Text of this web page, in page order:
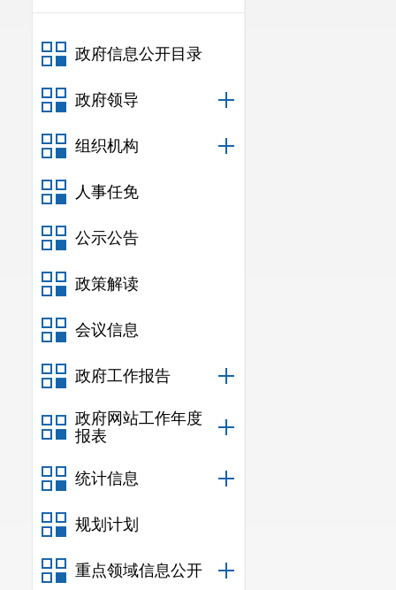
政府信息公开目录
政府领导
组织机构
人事任免
公示公告
政策解读
会议信息
政府工作报告
政府网站工作年度
报表
统计信息
规划计划
重点领域信息公开